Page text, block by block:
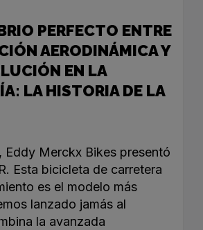
PERFECTO ENTRE
AERODINÁMICA Y
EN LA
LA HISTORIA DE LA
Eddy Merckx Bikes presentó
Esta bicicleta de carretera
es el modelo más
lanzado jamás al
la avanzada